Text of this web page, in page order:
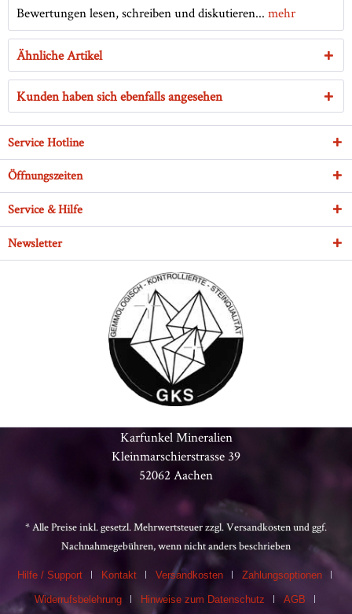
Bewertungen lesen, schreiben und diskutieren... mehr
Ähnliche Artikel
Kunden haben sich ebenfalls angesehen
Service Hotline
Öffnungszeiten
Service & Hilfe
Newsletter
Karfunkel Mineralien
Kleinmarschierstrasse 39
52062 Aachen
* Alle Preise inkl. gesetzl. Mehrwertsteuer zzgl.Versandkostenund ggf.
Nachnahmegebühren, wenn nicht anders beschrieben
Hilfe / Support Kontakt Versandkosten Zahlungsoptionen
Widerrufsbelehrung Hinweise zum Datenschutz AGB